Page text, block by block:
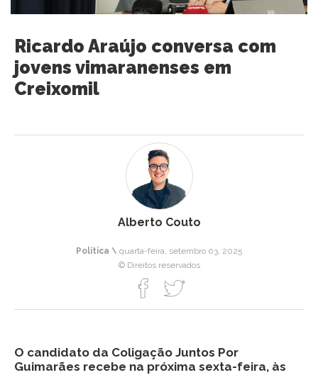
Ricardo Araújo conversa com
jovens vimaranenses em
Creixomil
Alberto Couto
Política \ quarta-feira, setembro 03, 2025
© Direitos reservados
O candidato da Coligação Juntos Por
Guimarães recebe na próxima sexta-feira, às